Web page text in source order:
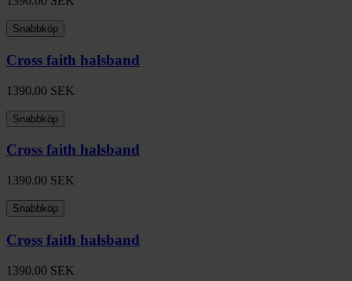
Snabbköp
Cross faith halsband
1390.00 SEK
Snabbköp
Cross faith halsband
1390.00 SEK
Snabbköp
Cross faith halsband
1390.00 SEK